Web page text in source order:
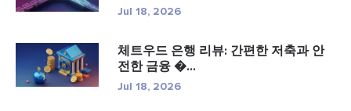
Jul 18, 2026
체트우드 은행 리뷰: 간편한 저축과 안
전한 금융 �...
Jul 18, 2026